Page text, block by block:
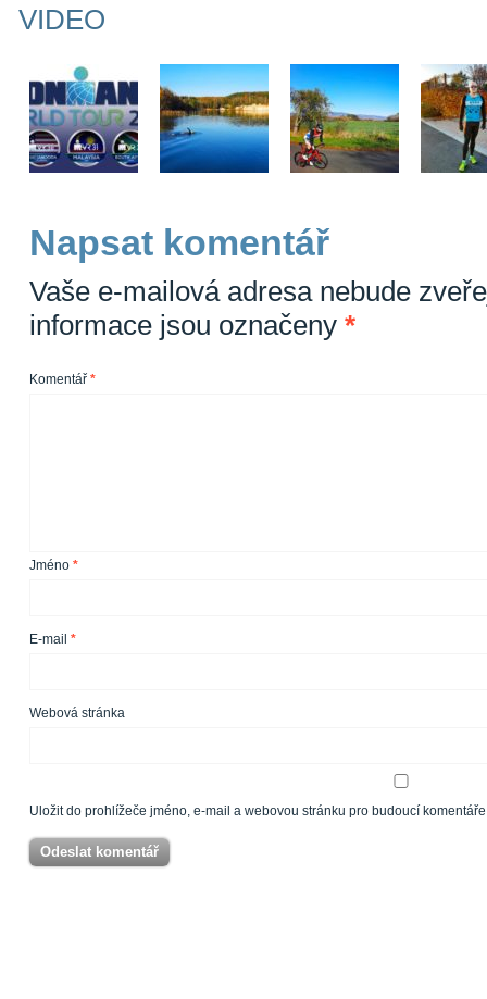
VIDEO
Napsat komentář
Vaše e-mailová adresa nebude
informace jsou označeny *
Komentář *
Jméno *
E-mail *
Webová stránka
Uložit do prohlížeče jméno, e-mail a webovou stránku pro budoucí